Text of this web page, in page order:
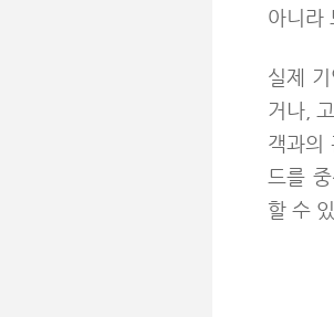
아니라
실제
거나,
객과의
드를
할 수